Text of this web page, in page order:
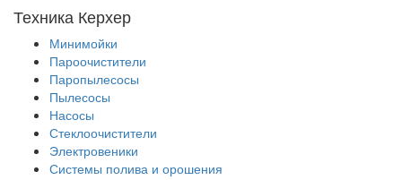
Техника Керхер
Минимойки
Пароочистители
Паропылесосы
Пылесосы
Насосы
Стеклоочистители
Электровеники
Системы полива и орошения